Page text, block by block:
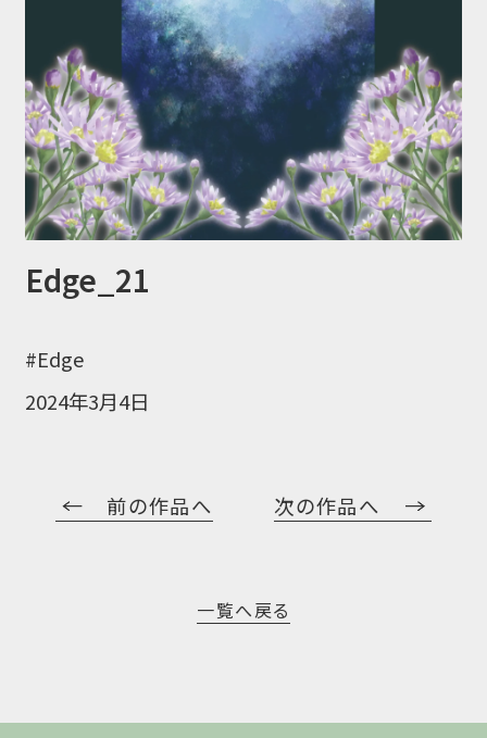
Edge_21
#Edge
2024年3月4日
前の作品へ 次の作品へ
一覧へ戻る